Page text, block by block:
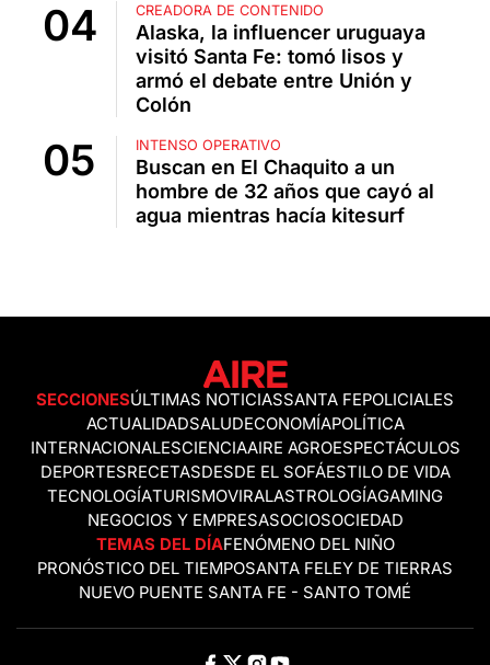
CREADORA DE CONTENIDO
Alaska, la influencer uruguaya
visitó Santa Fe: tomó lisos y
armó el debate entre Unión y
Colón
INTENSO OPERATIVO
Buscan en El Chaquito a un
hombre de 32 años que cayó al
agua mientras hacía kitesurf
SECCIONESÚLTIMAS NOTICIASSANTA FEPOLICIALES
ACTUALIDADSALUDECONOMÍAPOLÍTICA
INTERNACIONALESCIENCIAAIRE AGROESPECTÁCULOS
DEPORTESRECETASDESDE EL SOFÁESTILO DE VIDA
TECNOLOGÍATURISMOVIRALASTROLOGÍAGAMING
NEGOCIOS Y EMPRESASOCIOSOCIEDAD
TEMAS DEL DÍAFENÓMENO DEL NIÑO
PRONÓSTICO DEL TIEMPOSANTA FELEY DE TIERRAS
NUEVO PUENTE SANTA FE - SANTO TOMÉ